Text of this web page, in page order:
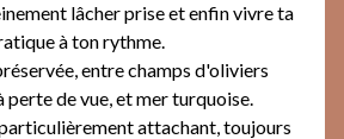
lâcher prise et enfin vivre ta
à ton rythme.
entre champs d'oliviers
perte de vue, et mer turquoise.
attachant, toujours